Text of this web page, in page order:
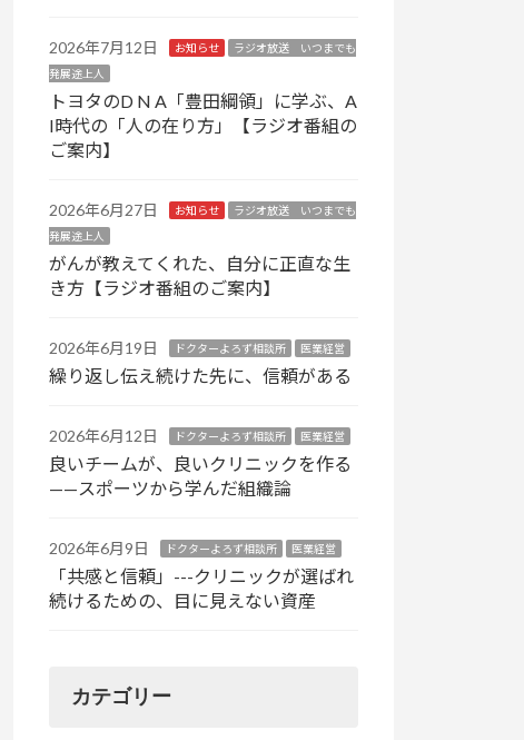
2026年7月12日 お知らせ
ラジオ放送 いつまでも
発展途上人
トヨタのD N A「豊田綱領」に学ぶ、A
I時代の「人の在り方」【ラジオ番組の
ご案内】
2026年6月27日 お知らせ
ラジオ放送 いつまでも
発展途上人
がんが教えてくれた、自分に正直な生
き方【ラジオ番組のご案内】
2026年6月19日 ドクターよろず相談所 医業経営
繰り返し伝え続けた先に、信頼がある
2026年6月12日 ドクターよろず相談所 医業経営
良いチームが、良いクリニックを作る
——スポーツから学んだ組織論
2026年6月9日 ドクターよろず相談所 医業経営
「共感と信頼」---クリニックが選ばれ
続けるための、目に見えない資産
カテゴリー